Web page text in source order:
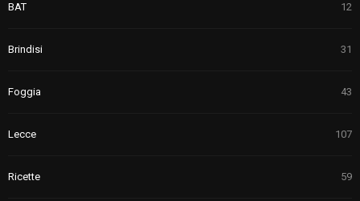
BAT 12
Brindisi 31
Foggia 43
Lecce 107
Ricette 59